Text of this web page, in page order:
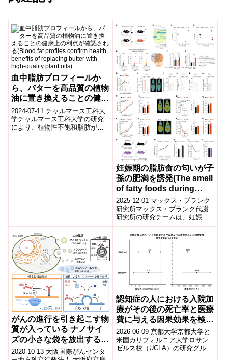
血中脂肪プロフィールか
ら、バターを高品質の植物
油に置き換えることの健康
上の利点が確認される
(Blood fat profiles
confirm health benefits of
2024-07-11 チャルマース工科大
学チャルマース工科大学の研究
により、植物性不飽和脂肪が豊
妊娠期の脂肪食の匂いが子
孫の肥満を誘発(The smell
of fatty foods during
pregnancy promotes
obesity in offspring)
2025-12-01 マックス・プランク
研究所マックス・プランク代謝
研究所の研究チームは、妊娠中
に母親が脂肪分の高い食品の
「匂い」にさらされるだけで、
子の将来的...
がんの進行を引き起こす物
質が入っている ナノサイ
ズの小さな袋を放出する仕
組みを解明
2020-10-13 大阪国際がんセンタ
認知症の人における入院加
療がその後の死亡率と医療
費に与える因果効果を検証
―丁寧な入院判断が重要―
2026-06-09 京都大学京都大学と
米国カリフォルニア大学ロサン
ゼルス校（UCLA）の研究グルー